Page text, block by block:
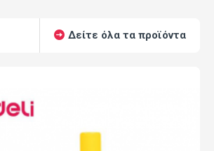
Δείτε όλα τα προϊόντα